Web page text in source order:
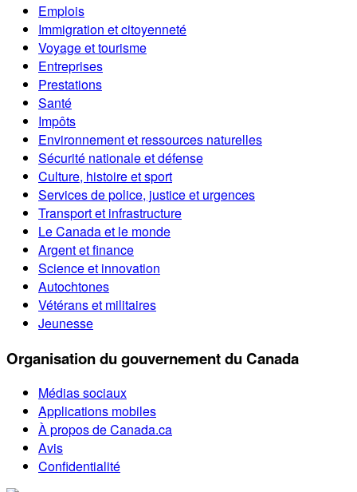
Emplois
Immigration et citoyenneté
Voyage et tourisme
Entreprises
Prestations
Santé
Impôts
Environnement et ressources naturelles
Sécurité nationale et défense
Culture, histoire et sport
Services de police, justice et urgences
Transport et infrastructure
Le Canada et le monde
Argent et finance
Science et innovation
Autochtones
Vétérans et militaires
Jeunesse
Organisation du gouvernement du Canada
Médias sociaux
Applications mobiles
À propos de Canada.ca
Avis
Confidentialité